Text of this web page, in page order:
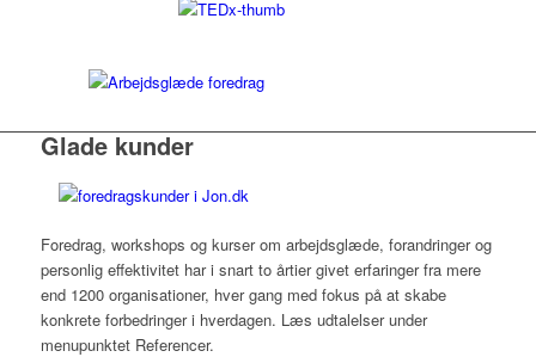
Glade kunder
Foredrag, workshops og kurser om arbejdsglæde, forandringer og
personlig effektivitet har i snart to årtier givet erfaringer fra mere
end 1200 organisationer, hver gang med fokus på at skabe
konkrete forbedringer i hverdagen. Læs udtalelser under
menupunktet Referencer.